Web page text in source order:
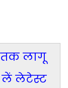
तक लागू
लें लेटेस्ट